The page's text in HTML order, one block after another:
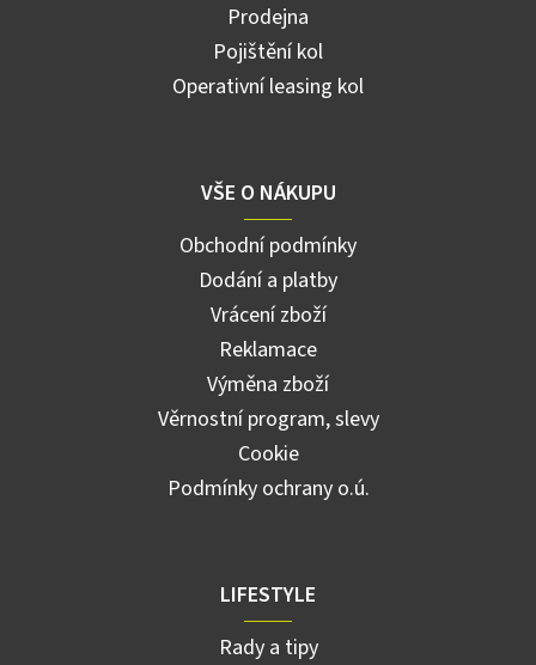
Prodejna
Pojištění kol
Operativní leasing kol
VŠE O NÁKUPU
Obchodní podmínky
Dodání a platby
Vrácení zboží
Reklamace
Výměna zboží
Věrnostní program, slevy
Cookie
Podmínky ochrany o.ú.
LIFESTYLE
Rady a tipy